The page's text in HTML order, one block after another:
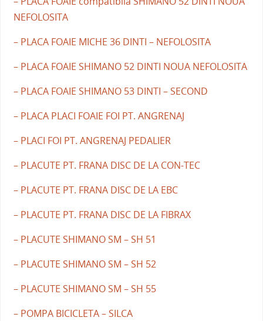
NEFOLOSITA
– PLACA FOAIE MICHE 36 DINTI – NEFOLOSITA
– PLACA FOAIE SHIMANO 52 DINTI NOUA NEFOLOSITA
– PLACA FOAIE SHIMANO 53 DINTI – SECOND
– PLACA PLACI FOAIE FOI PT. ANGRENAJ
– PLACI FOI PT. ANGRENAJ PEDALIER
– PLACUTE PT. FRANA DISC DE LA CON-TEC
– PLACUTE PT. FRANA DISC DE LA EBC
– PLACUTE PT. FRANA DISC DE LA FIBRAX
– PLACUTE SHIMANO SM – SH 51
– PLACUTE SHIMANO SM – SH 52
– PLACUTE SHIMANO SM – SH 55
– POMPA BICICLETA – SILCA